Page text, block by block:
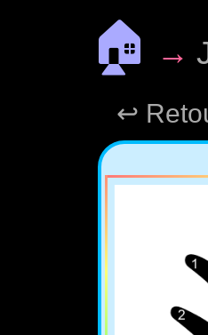
🏠 →
↩